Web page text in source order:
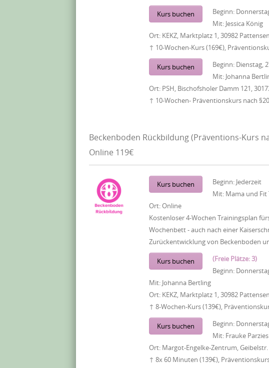
Kurs buchen Beginn:
Mit: Jessica König
Ort: KEKZ, Marktplatz 1, 30982 Pattensen
↑ 10-Wochen-Kurs (169€),
Kurs buchen Beginn: Dienstag,
Mit: Johanna
Ort: PSH, Bischofsholer Damm 121,
↑ 10-Wochen- Präventionskurs nach
Beckenboden Rückbildung (Präventions-Kurs
Online 119€
Kurs buchen Beginn: Jederzeit
Mit: Mama und Fit
Ort:Online
Kostenloser 4-Wochen Trainingsplan
Wochenbett - auch nach einer
Zurückentwicklung von Beckenboden
Kurs buchen
(Freie Plätze: 3)
Beginn:
Mit: Johanna Bertling
Ort: KEKZ, Marktplatz 1, 30982 Pattensen
↑ 8-Wochen-Kurs (139€),
Kurs buchen Beginn:
Mit: Frauke Parzies
Ort: Margot-Engelke-Zentrum,
↑ 8x 60 Minuten (139€),